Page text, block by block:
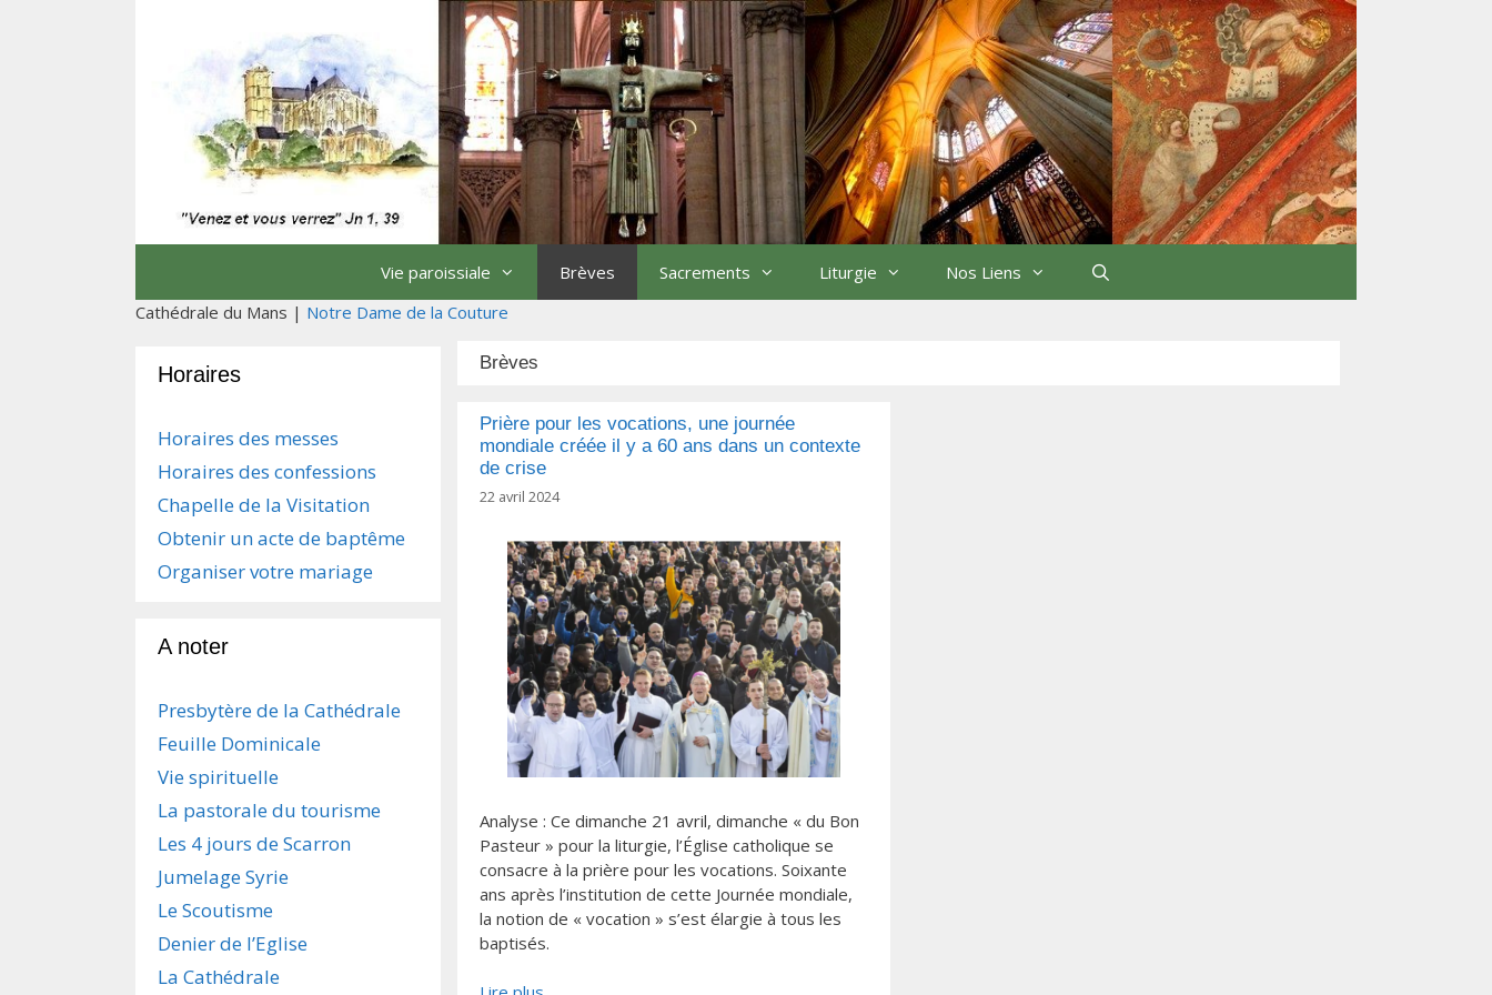
Vie paroissiale Brèves Sacrements Liturgie Nos Liens
Cathédrale du Mans | Notre Dame de la Couture
Brèves
Prière pour les vocations, une journée
mondiale créée il y a 60 ans dans un contexte
de crise
22 avril 2024
Analyse : Ce dimanche 21 avril, dimanche « du Bon
Pasteur » pour la liturgie, l’Église catholique se
consacre à la prière pour les vocations. Soixante
ans après l’institution de cette Journée mondiale,
la notion de « vocation » s’est élargie à tous les
baptisés.
Horaires
Horaires des messes
Horaires des confessions
Chapelle de la Visitation
Obtenir un acte de baptême
Organiser votre mariage
A noter
Presbytère de la Cathédrale
Feuille Dominicale
Vie spirituelle
La pastorale du tourisme
Les 4 jours de Scarron
Jumelage Syrie
Le Scoutisme
Denier de l’Eglise
La Cathédrale